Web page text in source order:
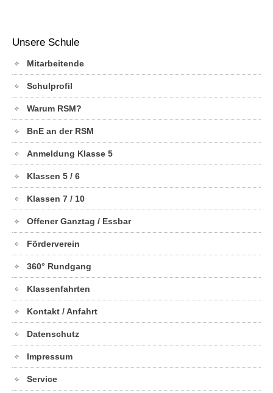
Unsere Schule
Mitarbeitende
Schulprofil
Warum RSM?
BnE an der RSM
Anmeldung Klasse 5
Klassen 5 / 6
Klassen 7 / 10
Offener Ganztag / Essbar
Förderverein
360° Rundgang
Klassenfahrten
Kontakt / Anfahrt
Datenschutz
Impressum
Service